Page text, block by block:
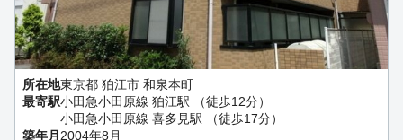
所在地東京都 狛江市 和泉本町
最寄駅小田急小田原線 狛江駅 （徒歩12分）
小田急小田原線 喜多見駅 （徒歩17分）
築年月 2004年8月